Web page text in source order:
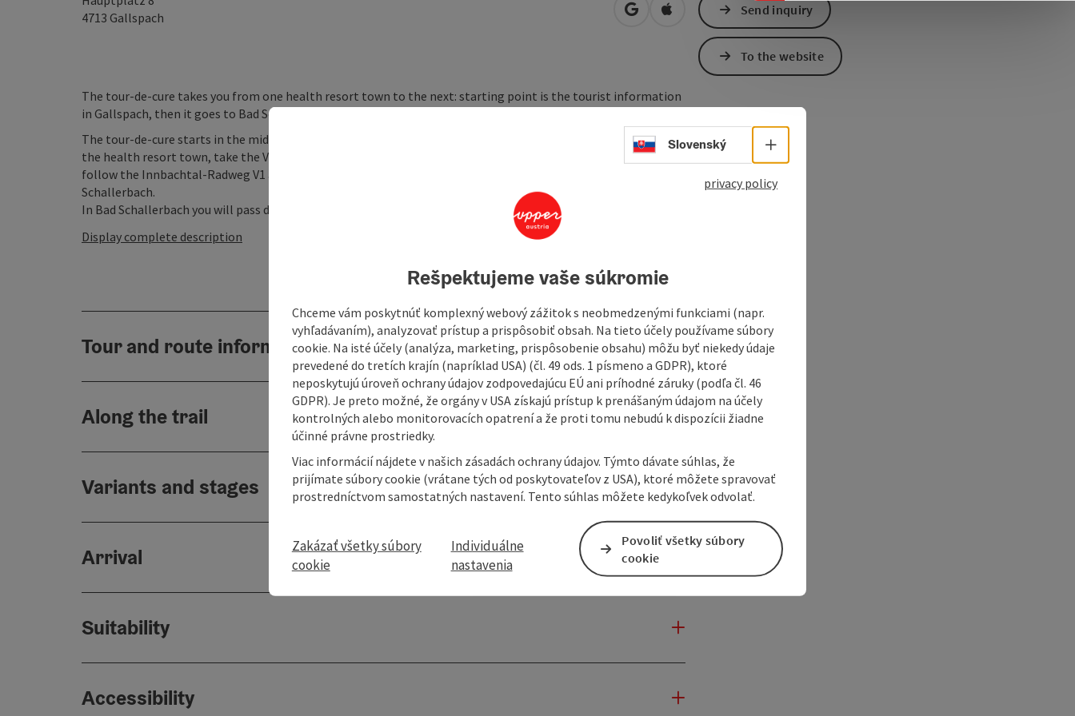
4713 Gallspach open in Google Maps
Open in Apple Maps
The tour-de-cure takes you from one health resort town to the next: starting point is the tourist information
in Gallspach, then it goes to Bad Schallerbach and via Grieskirchen, Hofkirchen and St. Georgen back again.
The tour-de-cure starts in the middle of Gallspach at the tourist information and the municipal office. From
the health resort town, take the V5 cycle path in the direction of Pichl bei Wels. Shortly after Uttendorf you
follow the Innbachtal-Radweg V1 and before Hungerberg you change to Panorama-Radweg R19 direction Bad
Schallerbach.
In Bad Schallerbach you will pass directly by the EurothermenResort Bad Schallerbach, ...
Display complete description
Tour and route information
Along the trail
Variants and stages
Arrival
Suitability
Accessibility
Send inquiry
To the website
Select language - Open menu
Slovenský
privacy policy
Rešpektujeme vaše súkromie
Chceme vám poskytnúť komplexný webový zážitok s neobmedzenými funkciami (napr.
vyhľadávaním), analyzovať prístup a prispôsobiť obsah. Na tieto účely používame súbory
cookie. Na isté účely (analýza, marketing, prispôsobenie obsahu) môžu byť niekedy údaje
prevedené do tretích krajín (napríklad USA) (čl. 49 ods. 1 písmeno a GDPR), ktoré
neposkytujú úroveň ochrany údajov zodpovedajúcu EÚ ani príhodné záruky (podľa čl. 46
GDPR). Je preto možné, že orgány v USA získajú prístup k prenášaným údajom na účely
kontrolných alebo monitorovacích opatrení a že proti tomu nebudú k dispozícii žiadne
účinné právne prostriedky.
Viac informácií nájdete v našich zásadách ochrany údajov. Týmto dávate súhlas, že
prijímate súbory cookie (vrátane tých od poskytovateľov z USA), ktoré môžete spravovať
prostredníctvom samostatných nastavení. Tento súhlas môžete kedykoľvek odvolať.
Zakázať všetky súbory
cookie
Individuálne
nastavenia
Povoliť všetky súbory
cookie